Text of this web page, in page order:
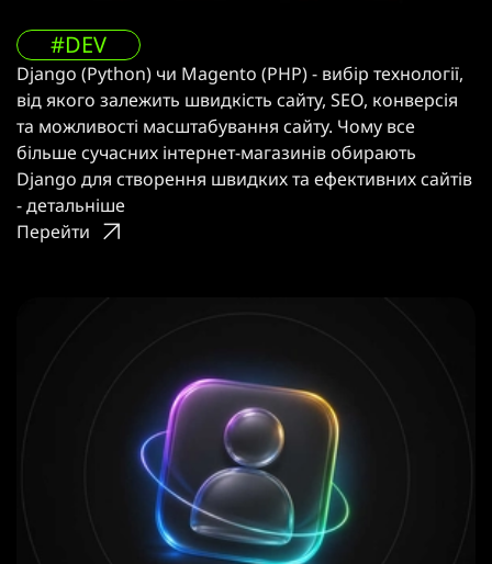
#DEV
Django (Python) чи Magento (PHP) - вибір технології,
від якого залежить швидкість сайту, SEO, конверсія
та можливості масштабування сайту. Чому все
більше сучасних інтернет-магазинів обирають
Django для створення швидких та ефективних сайтів
- детальніше
Перейти